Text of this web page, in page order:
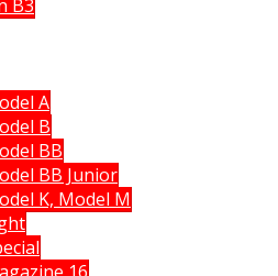
B3
A
B
BB
BB Junior
K, Model M